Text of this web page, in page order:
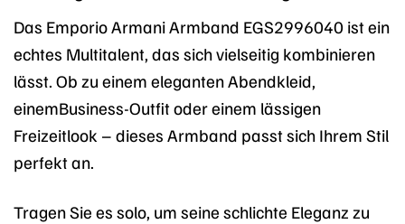
Das Emporio Armani Armband EGS2996040 ist ein
echtes Multitalent, das sich vielseitig kombinieren
lässt. Ob zu einem eleganten Abendkleid,
einemBusiness-Outfit oder einem lässigen
Freizeitlook – dieses Armband passt sich Ihrem Stil
perfekt an.
Tragen Sie es solo, um seine schlichte Eleganz zu